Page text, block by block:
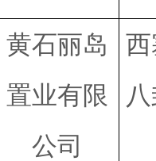
黄石丽岛
置业有限
公司